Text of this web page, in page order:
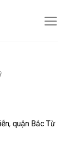
quận Bắc Từ